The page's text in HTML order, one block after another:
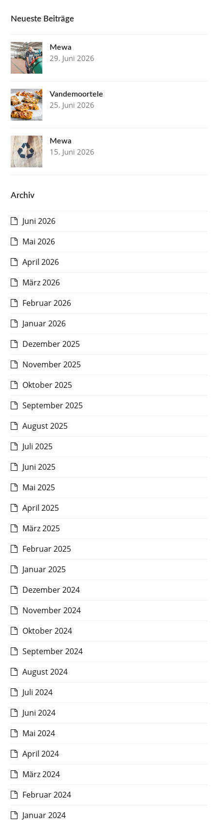
Neueste Beiträge
Mewa
29. Juni 2026
Vandemoortele
25. Juni 2026
Mewa
15. Juni 2026
Archiv
Juni 2026
Mai 2026
April 2026
März 2026
Februar 2026
Januar 2026
Dezember 2025
November 2025
Oktober 2025
September 2025
August 2025
Juli 2025
Juni 2025
Mai 2025
April 2025
März 2025
Februar 2025
Januar 2025
Dezember 2024
November 2024
Oktober 2024
September 2024
August 2024
Juli 2024
Juni 2024
Mai 2024
April 2024
März 2024
Februar 2024
Januar 2024